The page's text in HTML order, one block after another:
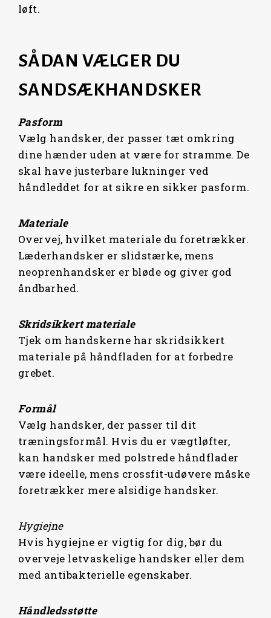
løft.
SÅDAN VÆLGER DU
SANDSÆKHANDSKER
Pasform
Vælg handsker, der passer tæt omkring
dine hænder uden at være for stramme. De
skal have justerbare lukninger ved
håndleddet for at sikre en sikker pasform.
Materiale
Overvej, hvilket materiale du foretrækker.
Læderhandsker er slidstærke, mens
neoprenhandsker er bløde og giver god
åndbarhed.
Skridsikkert materiale
Tjek om handskerne har skridsikkert
materiale på håndfladen for at forbedre
grebet.
Formål
Vælg handsker, der passer til dit
træningsformål. Hvis du er vægtløfter,
kan handsker med polstrede håndflader
være ideelle, mens crossfit-udøvere måske
foretrækker mere alsidige handsker.
Hygiejne
Hvis hygiejne er vigtig for dig, bør du
overveje letvaskelige handsker eller dem
med antibakterielle egenskaber.
Håndledsstøtte